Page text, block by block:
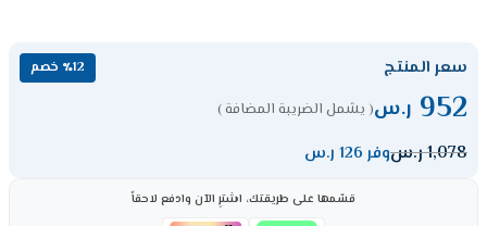
سعر المنتج ٪12 خصم
952 ر.س( يشمل الضريبة المضافة )
1,078ر.سوفر 126 ر.س
قسّمها على طريقتك، اشترِ الآن وادفع لاحقاً